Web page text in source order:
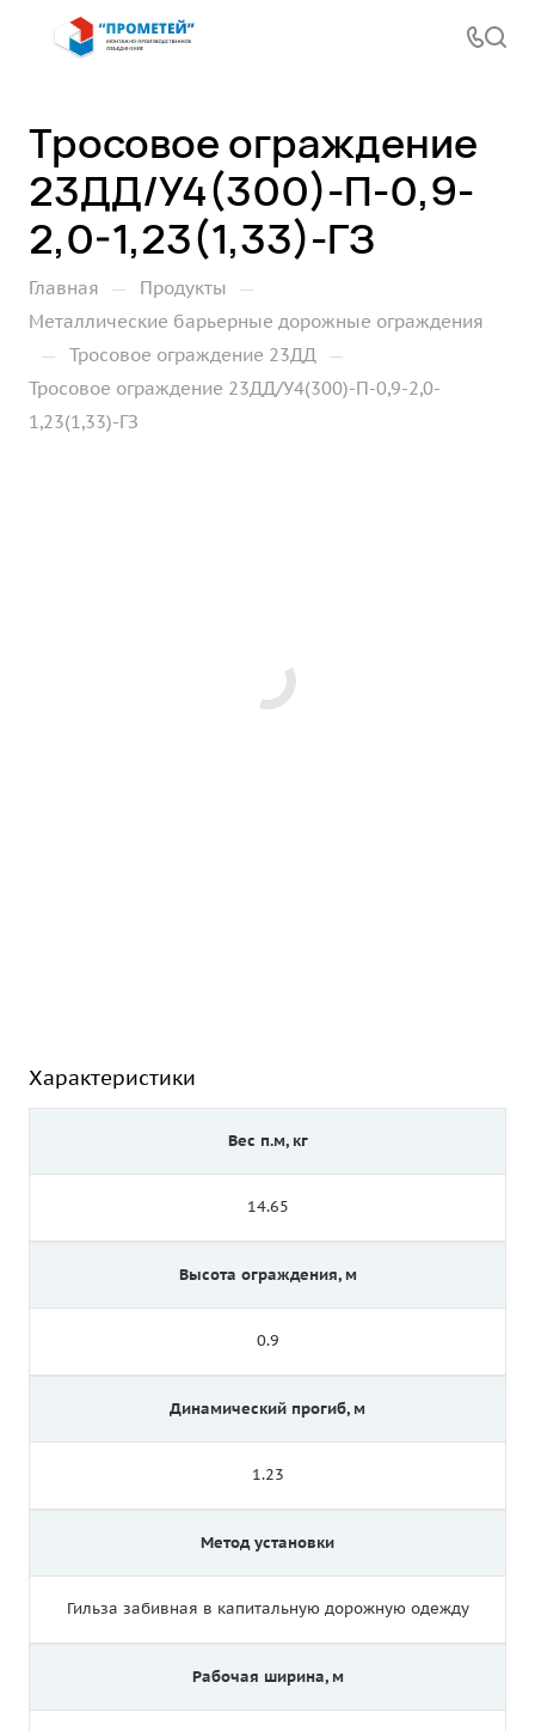
Тросовое ограждение
23ДД/У4(300)-П-0,9-
2,0-1,23(1,33)-ГЗ
Главная — Продукты —
Металлические барьерные дорожные ограждения
— Тросовое ограждение 23ДД —
Тросовое ограждение 23ДД/У4(300)-П-0,9-2,0-
1,23(1,33)-ГЗ
Характеристики
Вес п.м, кг
14.65
Высота ограждения, м
0.9
Динамический прогиб, м
1.23
Метод установки
Гильза забивная в капитальную дорожную одежду
Рабочая ширина, м